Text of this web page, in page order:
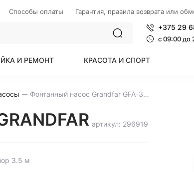
Способы оплаты Гарантия, правила возврата или
+375 29
c 09:00 до
И РЕМОНТ КРАСОТА И СПОРТ
Фонтанный насос Grandfar GFA-3503 GRANDFAR
артикул: 296919
3.5 м